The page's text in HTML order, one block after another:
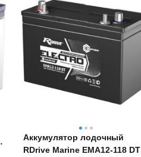
Аккумулятор лодочный
RDrive Marine EMA12-118 DT